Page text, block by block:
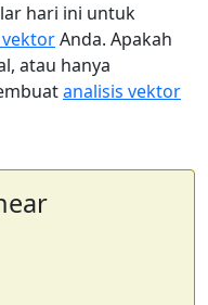
hari ini untuk
Anda. Apakah
atau hanya
analisis vektor